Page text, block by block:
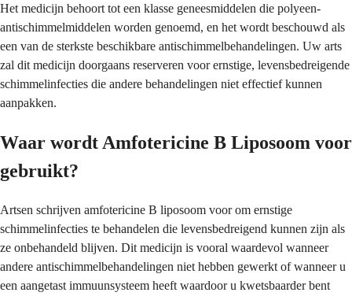
Het medicijn behoort tot een klasse geneesmiddelen die polyeen-
antischimmelmiddelen worden genoemd, en het wordt beschouwd als
een van de sterkste beschikbare antischimmelbehandelingen. Uw arts
zal dit medicijn doorgaans reserveren voor ernstige, levensbedreigende
schimmelinfecties die andere behandelingen niet effectief kunnen
aanpakken.
Waar wordt Amfotericine B Liposoom voor
gebruikt?
Artsen schrijven amfotericine B liposoom voor om ernstige
schimmelinfecties te behandelen die levensbedreigend kunnen zijn als
ze onbehandeld blijven. Dit medicijn is vooral waardevol wanneer
andere antischimmelbehandelingen niet hebben gewerkt of wanneer u
een aangetast immuunsysteem heeft waardoor u kwetsbaarder bent